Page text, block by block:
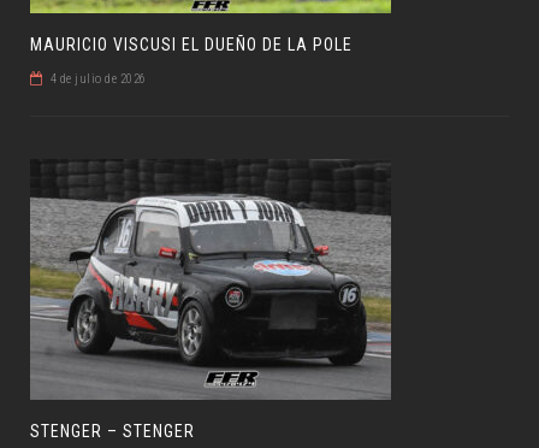
MAURICIO VISCUSI EL DUEÑO DE LA POLE
4 de julio de 2026
STENGER – STENGER